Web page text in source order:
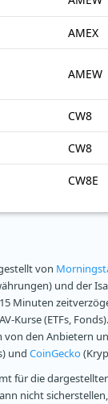
AMEX
AMEW
CW8
CW8
CW8E
von
und der
Minuten
Kurse (ETFs,
von den Anbietern
und CoinGecko
für die
nicht